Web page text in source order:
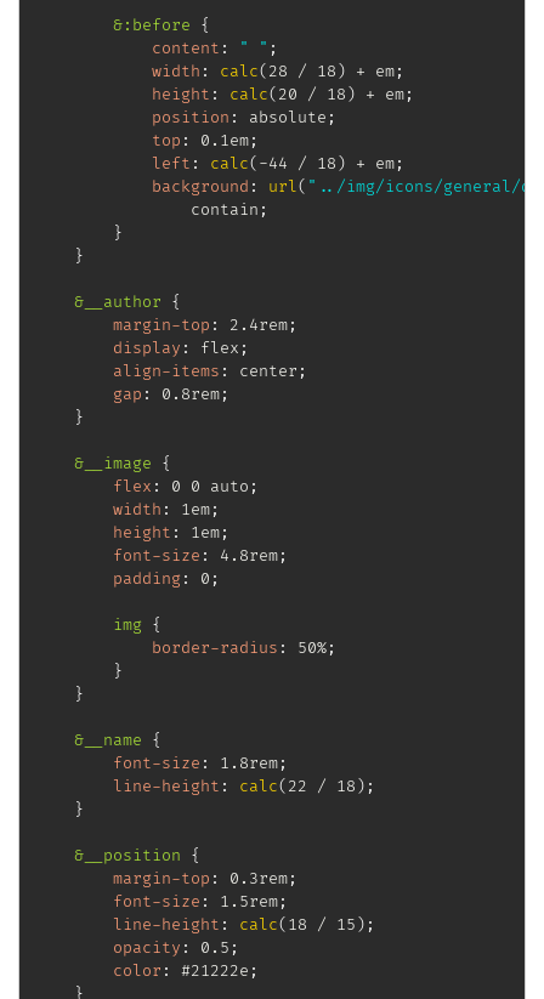
&:before
{
content : " " ;
width : calc( 28 / 18 ) + em;
height : calc( 20 / 18 ) + em;
position : absolute ;
top : 0.1em;
left : calc( -44 / 18 ) + em;
background : url( "../img/icons/general/
                contain
;
}
}
&__author
{
margin-top : 2.4rem;
display : flex ;
align-items : center ;
gap : 0.8rem;
}
&__image
{
flex : 0 0 auto ;
width : 1em;
height : 1em;
font-size : 4.8rem;
padding: 0 ;
img
{
border-radius : 50%;
}
}
&__name
{
font-size : 1.8rem;
line-height : calc( 22 / 18 ) ;
}
&__position
{
margin-top : 0.3rem;
font-size : 1.5rem;
line-height : calc( 18 / 15 ) ;
opacity : 0.5 ;
color : #21222e ;
}